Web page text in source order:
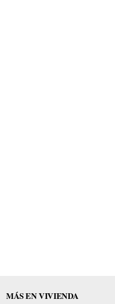
MÁS EN VIVIENDA